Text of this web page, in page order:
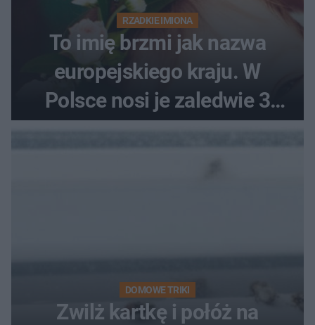
RZADKIE IMIONA
To imię brzmi jak nazwa
europejskiego kraju. W
Polsce nosi je zaledwie 3
kobiety
DOMOWE TRIKI
Zwilż kartkę i połóż na